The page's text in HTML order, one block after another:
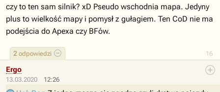
16
2 odpowiedzi
czy to ten sam silnik? xD Pseudo wschodnia mapa. Jedyny
plus to wielkość mapy i pomysł z gułagiem. Ten CoD nie ma
podejścia do Apexa czy BFów.
13.03.2020 12:26
Ergo